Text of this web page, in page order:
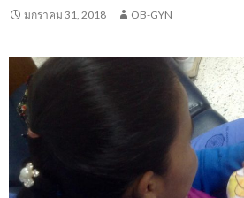
มกราคม 31, 2018 OB-GYN